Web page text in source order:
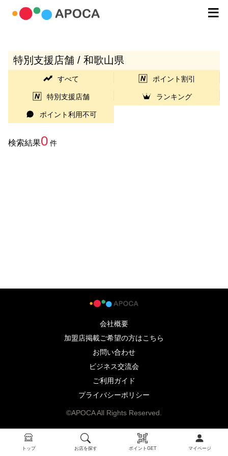
トップ お店を探す ポイントGET マイページ
特別支援店舗 / 和歌山県
すべて ポイント割引
特別支援店舗 ランキング
ポイント利用不可
検索結果0 件
会社概要
加盟店掲載ご希望の方はこちら
お問い合わせ
ビジネス交流会
ご利用ガイド
プライバシーポリシー
©APOCA All Rights Reserved.